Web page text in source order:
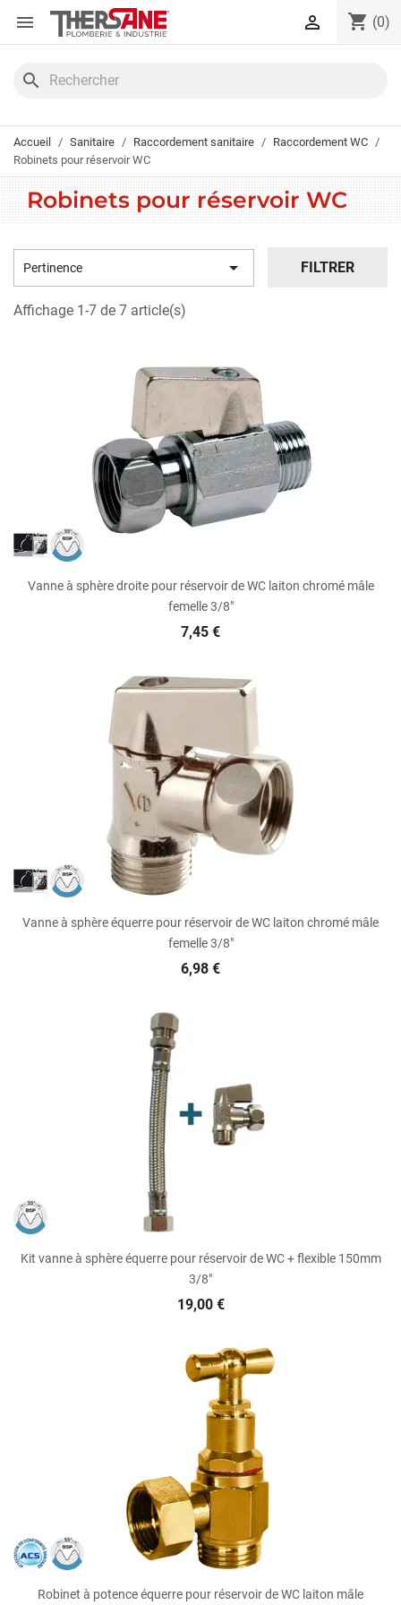
Panneau de gestion des cookies
 shopping_cart (0)

search
Accueil Sanitaire Raccordement sanitaire
Raccordement WC
Robinets pour réservoir WC
Robinets pour réservoir WC
Pertinence  FILTRER
Affichage 1-7 de 7 article(s)
Vanne à sphère droite pour réservoir de WC laiton chromé mâle
femelle 3/8"
7,45 €
Vanne à sphère équerre pour réservoir de WC laiton chromé mâle
femelle 3/8"
6,98 €
Kit vanne à sphère équerre pour réservoir de WC + flexible 150mm
3/8"
19,00 €
Robinet à potence équerre pour réservoir de WC laiton mâle